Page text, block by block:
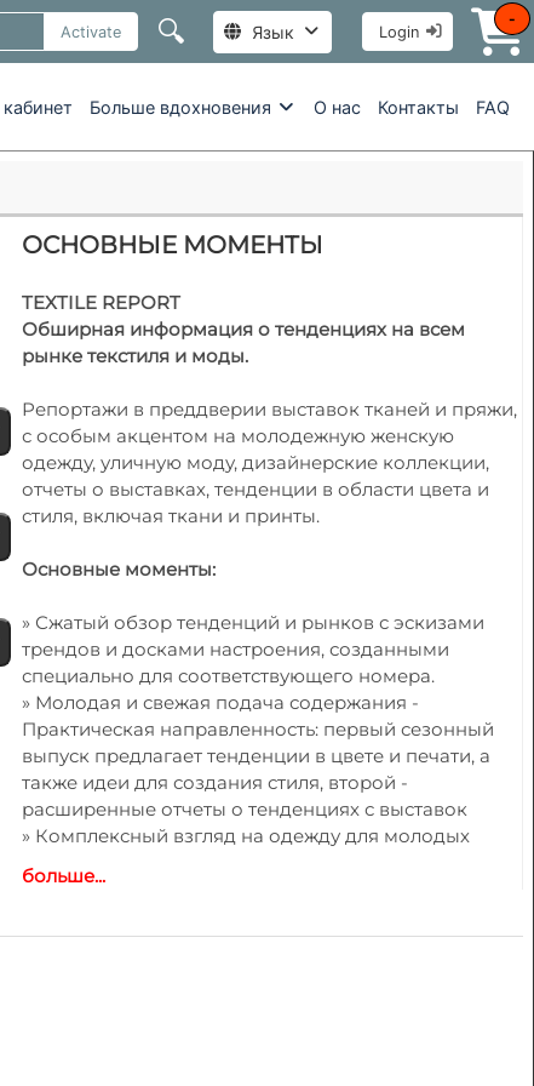
Activate 🔍 Язык Login
-
Больше вдохновения О нас Контакты FAQ
ОСНОВНЫЕ МОМЕНТЫ
TEXTILE REPORT
Обширная информация о тенденциях на всем
рынке текстиля и моды.
Репортажи в преддверии выставок тканей и пряжи,
с особым акцентом на молодежную женскую
одежду, уличную моду, дизайнерские коллекции,
отчеты о выставках, тенденции в области цвета и
стиля, включая ткани и принты.
Основные моменты:
» Сжатый обзор тенденций и рынков с эскизами
трендов и досками настроения, созданными
специально для соответствующего номера.
» Молодая и свежая подача содержания -
Практическая направленность: первый сезонный
выпуск предлагает тенденции в цвете и печати, а
также идеи для создания стиля, второй -
расширенные отчеты о тенденциях с выставок
» Комплексный взгляд на одежду для молодых
женщин и девушек (цвета, материалы, дизайн,
стиль, аксессуары)
и т.д.
больше...